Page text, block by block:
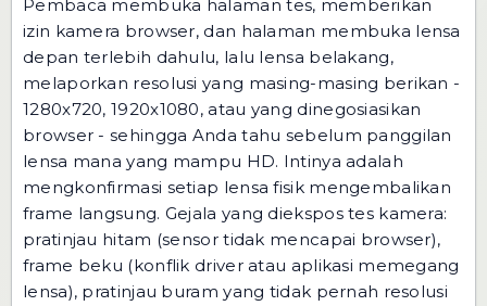
Pembaca membuka halaman tes, memberikan
izin kamera browser, dan halaman membuka lensa
depan terlebih dahulu, lalu lensa belakang,
melaporkan resolusi yang masing-masing berikan -
1280x720, 1920x1080, atau yang dinegosiasikan
browser - sehingga Anda tahu sebelum panggilan
lensa mana yang mampu HD. Intinya adalah
mengkonfirmasi setiap lensa fisik mengembalikan
frame langsung. Gejala yang diekspos tes kamera:
pratinjau hitam (sensor tidak mencapai browser),
frame beku (konflik driver atau aplikasi memegang
lensa), pratinjau buram yang tidak pernah resolusi